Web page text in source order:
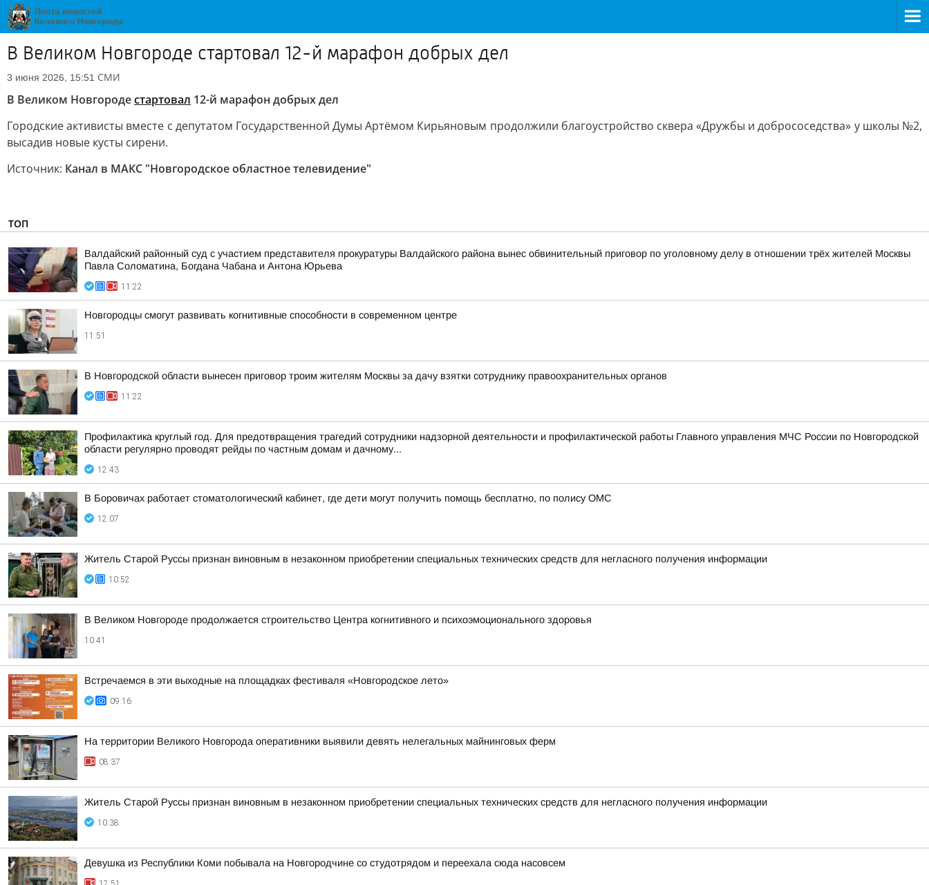
В Великом Новгороде стартовал 12-й марафон добрых дел
3 июня 2026, 15:51 СМИ
В Великом Новгородестартовал 12-й марафон добрых дел
Городские активисты вместе с депутатом Государственной Думы Артёмом Кирьяновым продолжили благоустройство сквера «Дружбы и добрососедства» у школы №2,
высадив новые кусты сирени.
Источник: Канал в МАКС "Новгородское областное телевидение"
ТОП
Валдайский районный суд с участием представителя прокуратуры Валдайского района вынес обвинительный приговор по уголовному делу в отношении трёх жителей Москвы
Павла Соломатина, Богдана Чабана и Антона Юрьева
11:22
Новгородцы смогут развивать когнитивные способности в современном центре
11:51
В Новгородской области вынесен приговор троим жителям Москвы за дачу взятки сотруднику правоохранительных органов
11:22
Профилактика круглый год. Для предотвращения трагедий сотрудники надзорной деятельности и профилактической работы Главного управления МЧС России по Новгородской
области регулярно проводят рейды по частным домам и дачному...
12:43
В Боровичах работает стоматологический кабинет, где дети могут получить помощь бесплатно, по полису ОМС
12:07
Житель Старой Руссы признан виновным в незаконном приобретении специальных технических средств для негласного получения информации
10:52
В Великом Новгороде продолжается строительство Центра когнитивного и психоэмоционального здоровья
10:41
Встречаемся в эти выходные на площадках фестиваля «Новгородское лето»
09:16
На территории Великого Новгорода оперативники выявили девять нелегальных майнинговых ферм
08:37
Житель Старой Руссы признан виновным в незаконном приобретении специальных технических средств для негласного получения информации
10:38
Девушка из Республики Коми побывала на Новгородчине со студотрядом и переехала сюда насовсем